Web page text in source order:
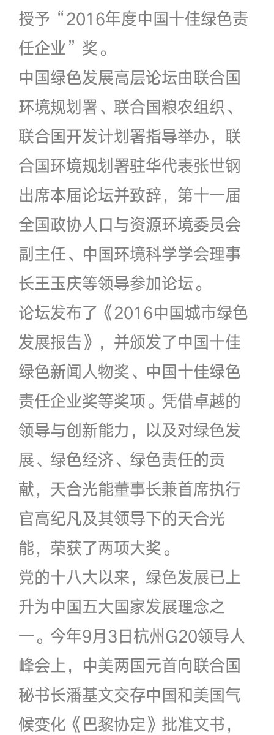
授予“2016年度中国十佳绿色责
任企业”奖。
中国绿色发展高层论坛由联合国
环境规划署、联合国粮农组织、
联合国开发计划署指导举办，联
合国环境规划署驻华代表张世钢
出席本届论坛并致辞，第十一届
全国政协人口与资源环境委员会
副主任、中国环境科学学会理事
长王玉庆等领导参加论坛。
论坛发布了《2016中国城市绿色
发展报告》，并颁发了中国十佳
绿色新闻人物奖、中国十佳绿色
责任企业奖等奖项。凭借卓越的
领导与创新能力，以及对绿色发
展、绿色经济、绿色责任的贡
献，天合光能董事长兼首席执行
官高纪凡及其领导下的天合光
能，荣获了两项大奖。
党的十八大以来，绿色发展已上
升为中国五大国家发展理念之
一。今年9月3日杭州G20领导人
峰会上，中美两国元首向联合国
秘书长潘基文交存中国和美国气
候变化《巴黎协定》批准文书，